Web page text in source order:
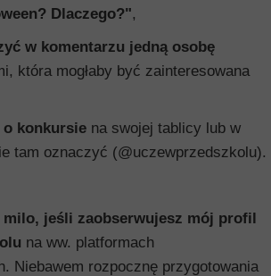
Dlaczego?",
w komentarzu jedną osobę
która mogłaby być zainteresowana
konkursie na swojej tablicy lub w
tam oznaczyć (@uczewprzedszkolu).
milo, jeśli zaobserwujesz mój profil
na ww. platformach
Niebawem rozpocznę przygotowania